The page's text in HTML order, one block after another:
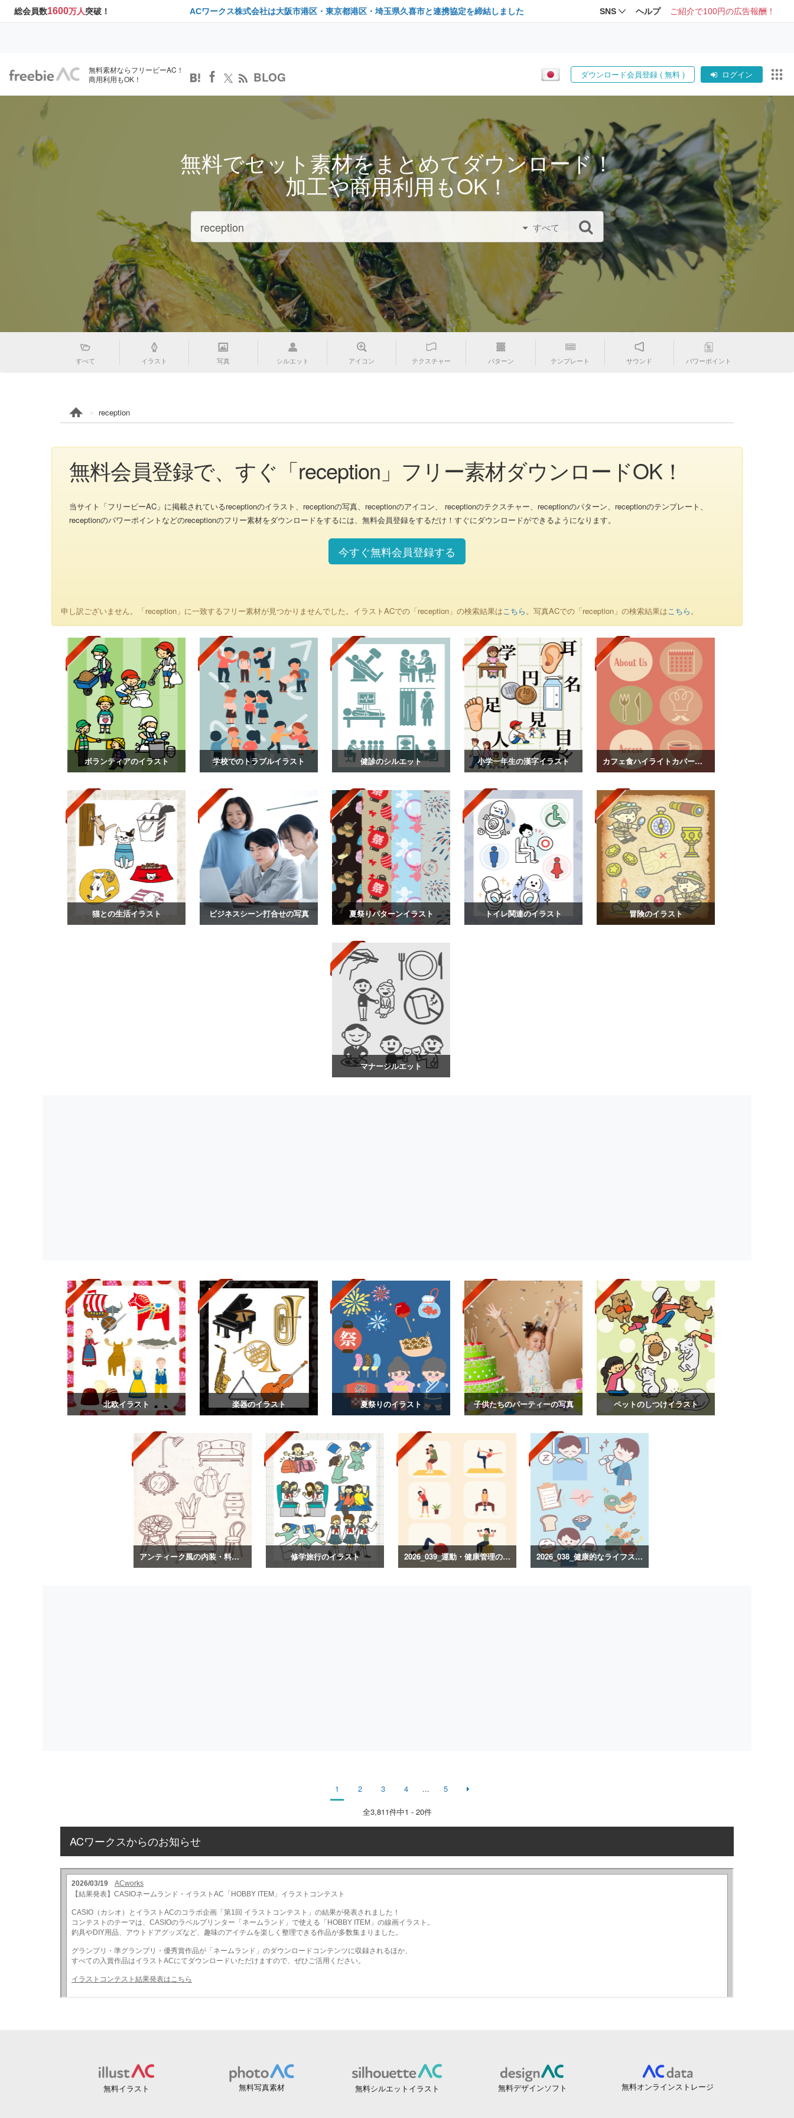
総会員数1600万人突破！ ACワークス株式会社は大阪市港区・東京都港区・埼玉県久喜市と連携協定を締結しました SNS ヘルプ ご紹介で100円の広告報酬！
無料素材ならフリービーAC！
商用利用もOK！
BLOG ダウンロード会員登録 ( 無料 ) ログイン
無料でセット素材をまとめてダウンロード！
加工や商用利用もOK！
すべて
すべて イラスト 写真 シルエット アイコン テクスチャー パターン テンプレート サウンド パワーポイント
reception
無料会員登録で、すぐ「reception」フリー素材ダウンロードOK！
当サイト「フリービーAC」に掲載されているreceptionのイラスト、receptionの写真、receptionのアイコン、 receptionのテクスチャー、receptionのパターン、receptionのテンプレート、
receptionのパワーポイントなどのreceptionのフリー素材をダウンロードをするには、無料会員登録をするだけ！すぐにダウンロードができるようになります。
今すぐ無料会員登録する
申し訳ございません。「reception」に一致するフリー素材が見つかりませんでした。イラストACでの「reception」の検索結果はこちら。写真ACでの「reception」の検索結果はこちら。
ボランティアのイラスト 学校でのトラブルイラスト 健診のシルエット 小学一年生の漢字イラスト カフェ食ハイライトカバーイラスト
猫との生活イラスト ビジネスシーン打合せの写真 夏祭りパターンイラスト トイレ関連のイラスト 冒険のイラスト
マナーシルエット
北欧イラスト 楽器のイラスト 夏祭りのイラスト 子供たちのパーティーの写真 ペットのしつけイラスト
アンティーク風の内装・料理のイラスト 修学旅行のイラスト 2026_039_運動・健康管理のイラスト 2026_038_健康的なライフスタイルのイラスト
1 2 3 4 ... 5
全3,811件中1 - 20件
ACワークスからのお知らせ
無料イラスト 無料写真素材 無料シルエットイラスト 無料デザインソフト 無料オンラインストレージ